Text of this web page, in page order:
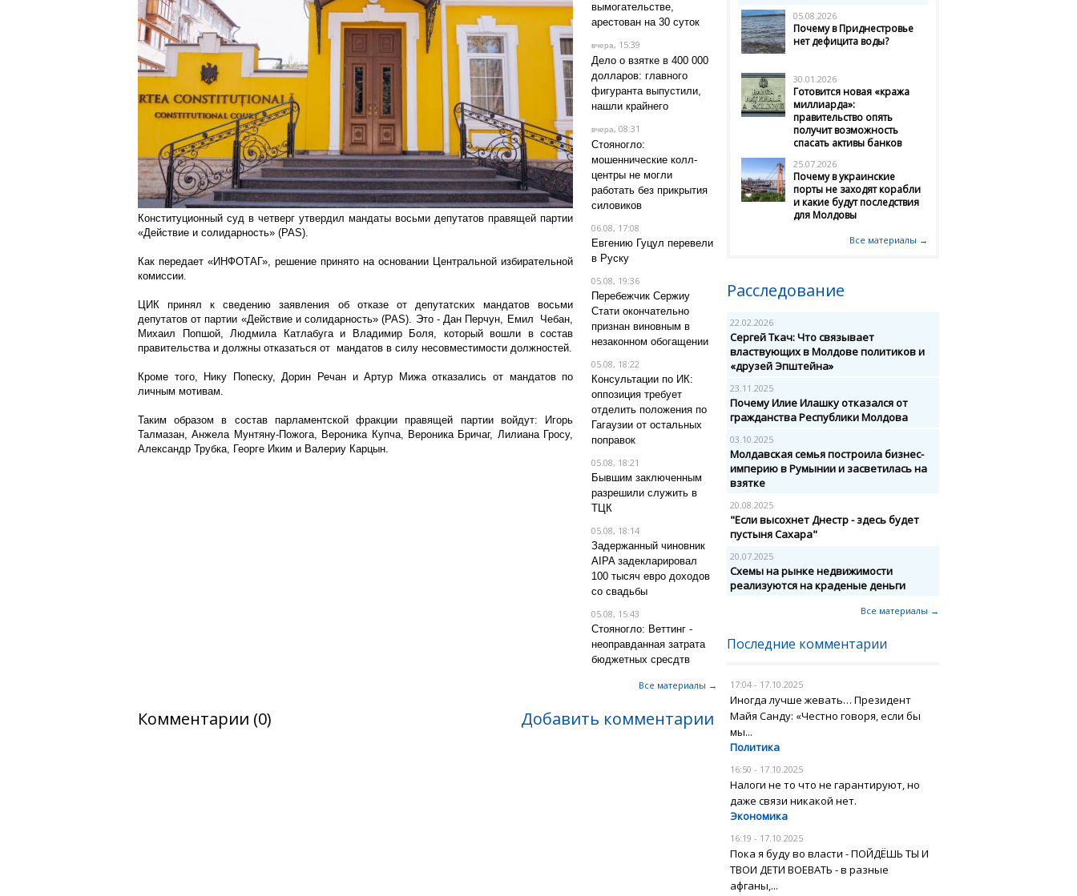
Конституционный суд в четверг утвердил мандаты восьми депутатов правящей партии
«Действие и солидарность» (PAS).
Как передает «ИНФОТАГ», решение принято на основании Центральной избирательной
комиссии.
ЦИК принял к сведению заявления об отказе от депутатских мандатов восьми
депутатов от партии «Действие и солидарность» (PAS). Это - Дан Перчун, Емил Чебан,
Михаил Попшой, Людмила Катлабуга и Владимир Боля, который вошли в состав
правительства и должны отказаться от мандатов в силу несовместимости должностей.
Кроме того, Нику Попеску, Дорин Речан и Артур Мижа отказались от мандатов по
личным мотивам.
Таким образом в состав парламентской фракции правящей партии войдут: Игорь
Талмазан, Анжела Мунтяну-Пожога, Вероника Купча, Вероника Бричаг, Лилиана Гросу,
Александр Трубка, Георге Иким и Валериу Карцын.
вымогательстве,
арестован на 30 суток
вчера, 15:39
Дело о взятке в 400 000
долларов: главного
фигуранта выпустили,
нашли крайнего
вчера, 08:31
Стояногло:
мошеннические колл-
центры не могли
работать без прикрытия
силовиков
06.08, 17:08
Евгению Гуцул перевели
в Руску
05.08, 19:36
Перебежчик Сержиу
Стати окончательно
признан виновным в
незаконном обогащении
05.08, 18:22
Консультации по ИК:
оппозиция требует
отделить положения по
Гагаузии от остальных
поправок
05.08, 18:21
Бывшим заключенным
разрешили служить в
ТЦК
05.08, 18:14
Задержанный чиновник
AIPA задекларировал
100 тысяч евро доходов
со свадьбы
05.08, 15:43
Стояногло: Веттинг -
неоправданная затрата
бюджетных сресдтв
Все материалы →
Комментарии (0) Добавить комментарии
05.08.2026
Почему в Приднестровье
нет дефицита воды?
30.01.2026
Готовится новая «кража
миллиарда»:
правительство опять
получит возможность
спасать активы банков
25.07.2026
Почему в украинские
порты не заходят корабли
и какие будут последствия
для Молдовы
Все материалы →
Расследование
22.02.2026
Сергей Ткач: Что связывает
властвующих в Молдове политиков и
«друзей Эпштейна»
23.11.2025
Почему Илие Илашку отказался от
гражданства Республики Молдова
03.10.2025
Молдавская семья построила бизнес-
империю в Румынии и засветилась на
взятке
20.08.2025
"Если высохнет Днестр - здесь будет
пустыня Сахара"
20.07.2025
Схемы на рынке недвижимости
реализуются на краденые деньги
Все материалы →
Последние комментарии
17:04 - 17.10.2025
Иногда лучше жевать… Президент
Майя Санду: «Честно говоря, если бы
мы...
Политика
16:50 - 17.10.2025
Налоги не то что не гарантируют, но
даже связи никакой нет.
Экономика
16:19 - 17.10.2025
Пока я буду во власти - ПОЙДЁШЬ ТЫ И
ТВОИ ДЕТИ ВОЕВАТЬ - в разные
афганы,...